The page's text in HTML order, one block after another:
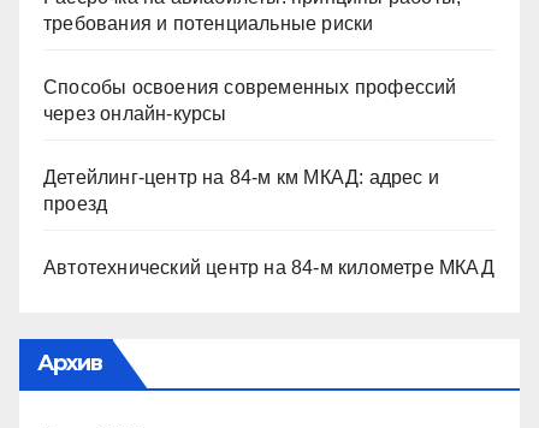
требования и потенциальные риски
Способы освоения современных профессий
через онлайн-курсы
Детейлинг-центр на 84-м км МКАД: адрес и
проезд
Автотехнический центр на 84-м километре МКАД
Архив